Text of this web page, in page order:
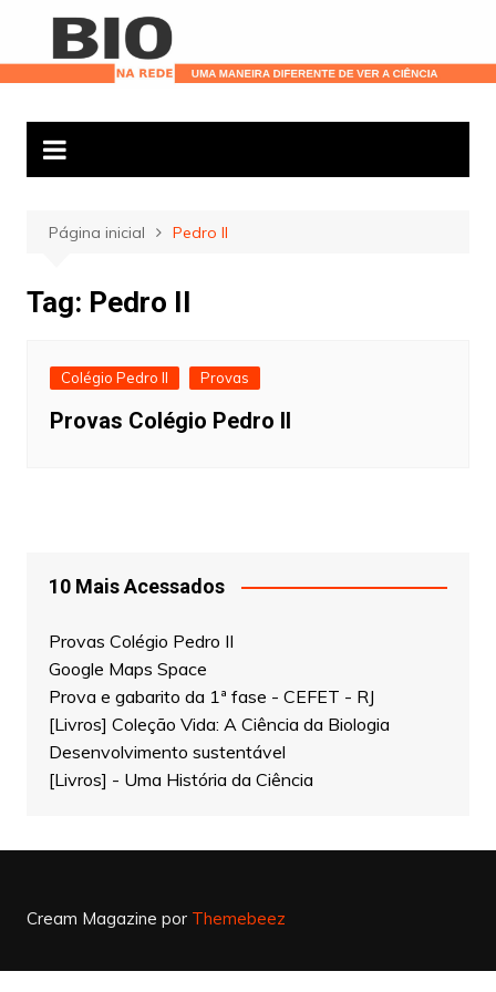
o
Página inicial Pedro II
Tag: Pedro II
Colégio Pedro II Provas
Provas Colégio Pedro II
10 Mais Acessados
Provas Colégio Pedro II
Google Maps Space
Prova e gabarito da 1ª fase - CEFET - RJ
[Livros] Coleção Vida: A Ciência da Biologia
Desenvolvimento sustentável
[Livros] - Uma História da Ciência
Cream Magazine por Themebeez